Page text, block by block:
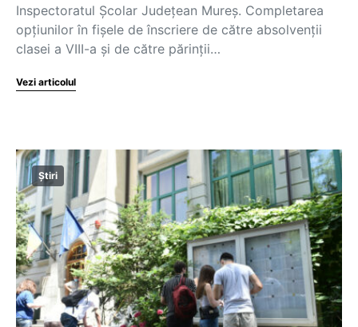
Inspectoratul Școlar Județean Mureș. Completarea
opțiunilor în fișele de înscriere de către absolvenții
clasei a VIII-a și de către părinții…
Vezi articolul
Știri